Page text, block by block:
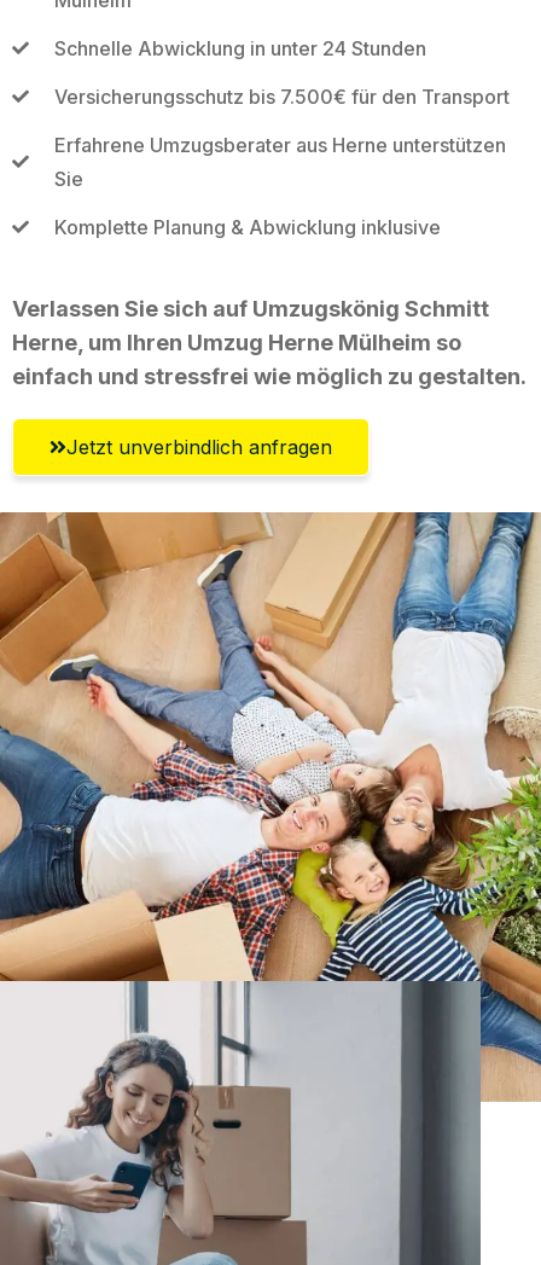
Schnelle Abwicklung in unter 24 Stunden
Versicherungsschutz bis 7.500€ für den Transport
Erfahrene Umzugsberater aus Herne unterstützen
Sie
Komplette Planung & Abwicklung inklusive
Verlassen Sie sich auf Umzugskönig Schmitt
Herne, um Ihren Umzug Herne Mülheim so
einfach und stressfrei wie möglich zu gestalten.
Jetzt unverbindlich anfragen